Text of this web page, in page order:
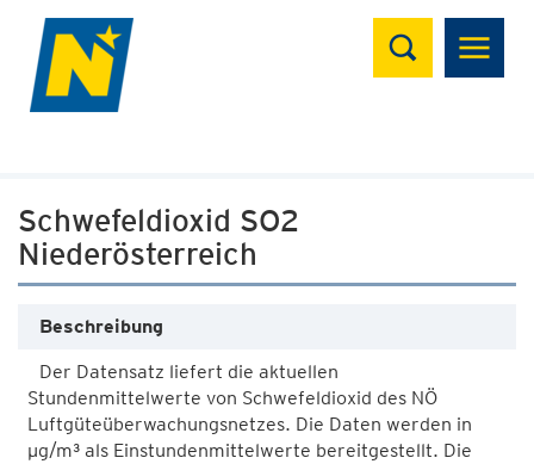
Suchen
Schwefeldioxid SO2
Niederösterreich
Beschreibung
Der Datensatz liefert die aktuellen
Stundenmittelwerte von Schwefeldioxid des NÖ
Luftgüteüberwachungsnetzes. Die Daten werden in
µg/m³ als Einstundenmittelwerte bereitgestellt. Die